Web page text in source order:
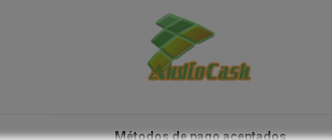
Métodos de pago aceptados